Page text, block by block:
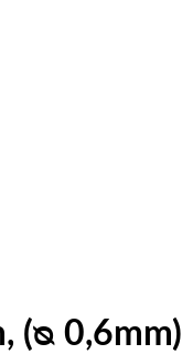
(ᴓ 0,6mm)